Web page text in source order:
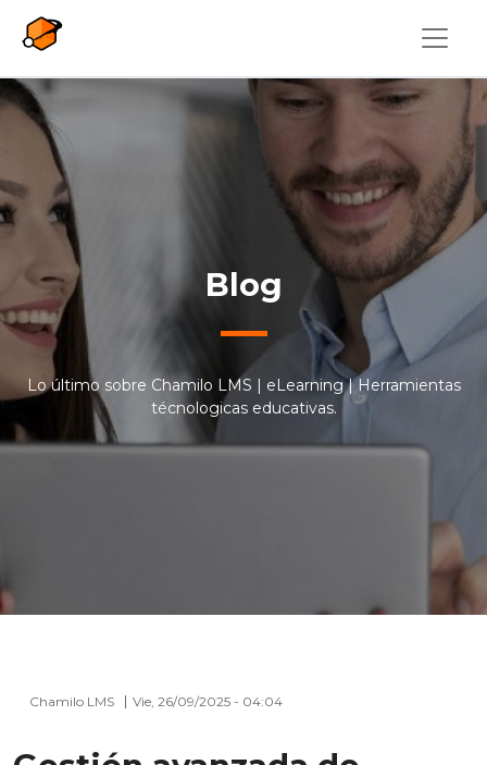
Blog
Lo último sobre Chamilo LMS | eLearning | Herramientas
técnologicas educativas.
Chamilo LMS Vie, 26/09/2025 - 04:04